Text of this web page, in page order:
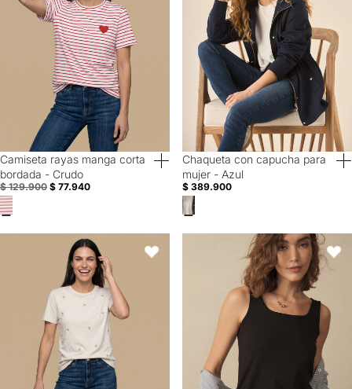
40% Off
Camiseta rayas manga corta
bordada - Crudo
$ 129.900 $ 77.940
Chaqueta con capucha para
mujer - Azul
$ 389.900
Camiseta manga corta bordada palmeras - Crudo
Favoritos
Camiseta básica manga sisa